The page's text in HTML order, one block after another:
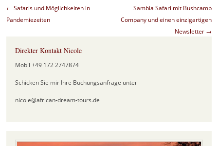
Beitragsnavigation
← Safaris und Möglichkeiten in
Pandemiezeiten
Sambia Safari mit Bushcamp
Company und einen einzigartigen
Newsletter →
Direkter Kontakt Nicole
Mobil +49 172 2747874
Schicken Sie mir Ihre Buchungsanfrage unter
nicole@african-dream-tours.de